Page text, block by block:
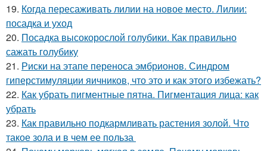
19. Когда пересаживать лилии на новое место. Лилии:
посадка и уход
20. Посадка высокорослой голубики. Как правильно
сажать голубику
21. Риски на этапе переноса эмбрионов. Синдром
гиперстимуляции яичников, что это и как этого избежать?
22. Как убрать пигментные пятна. Пигментация лица: как
убрать
23. Как правильно подкармливать растения золой. Что
такое зола и в чем ее польза